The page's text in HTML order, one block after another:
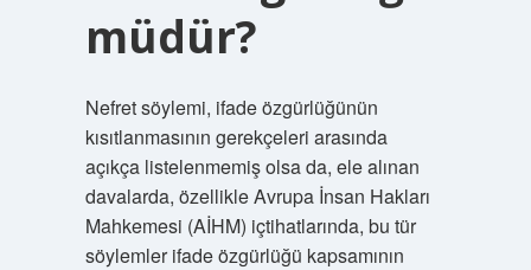
müdür?
Nefret söylemi, ifade özgürlüğünün
kısıtlanmasının gerekçeleri arasında
açıkça listelenmemiş olsa da, ele alınan
davalarda, özellikle Avrupa İnsan Hakları
Mahkemesi (AİHM) içtihatlarında, bu tür
söylemler ifade özgürlüğü kapsamının